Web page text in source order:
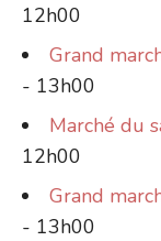
12h00
Grand
- 13h00
Marché du
12h00
Grand
- 13h00